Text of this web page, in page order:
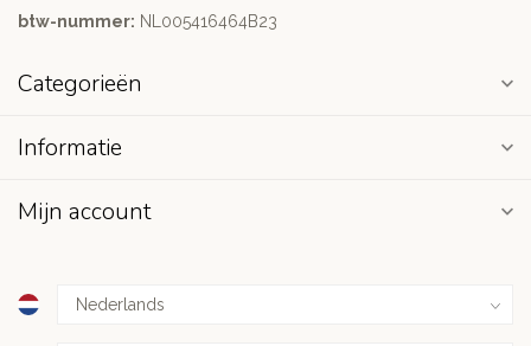
btw-nummer: NL005416464B23
Categorieën
Informatie
Mijn account